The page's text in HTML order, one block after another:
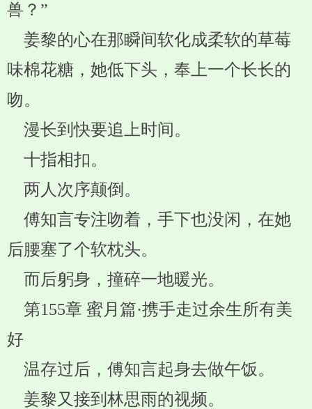
兽？”
姜黎的心在那瞬间软化成柔软的草莓
味棉花糖，她低下头，奉上一个长长的
吻。
漫长到快要追上时间。
十指相扣。
两人次序颠倒。
傅知言专注吻着，手下也没闲，在她
后腰塞了个软枕头。
而后躬身，撞碎一地暖光。
第155章 蜜月篇·携手走过余生所有美
好
温存过后，傅知言起身去做午饭。
姜黎又接到林思雨的视频。